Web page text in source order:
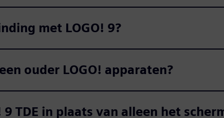
met LOGO! 9?
ouder LOGO! apparaten?
TDE in plaats van alleen het